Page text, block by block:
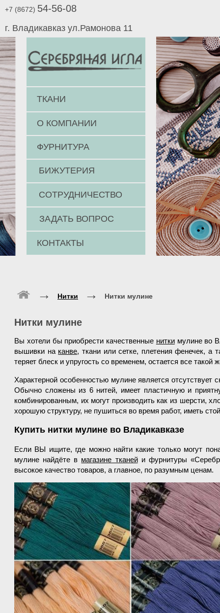
+7 (8672) 54-56-08
г. Владикавказ ул.Рамонова 11
ТКАНИ
О КОМПАНИИ
ФУРНИТУРА
БИЖУТЕРИЯ
СОТРУДНИЧЕСТВО
ЗАДАТЬ ВОПРОС
КОНТАКТЫ
→ Нитки → Нитки мулине
Нитки мулине
Вы хотели бы приобрести качественные ниткимулине во
вышивки на канве, ткани или сетке, плетения фенечек, а
теряет блеск и упругость со временем, остается все такой
Характерной особенностью мулине является
Обычно сложены из 6 нитей, имеет пластичную и
комбинированным, их могут производить как из шерсти,
хорошую структуру, не пушиться во время работ, иметь
Купить нитки мулине во Владикавказе
Если ВЫ ищите, где можно найти какие только могут
мулине найдёте в магазине тканейи фурнитуры
высокое качество товаров, а главное, по разумным ценам.